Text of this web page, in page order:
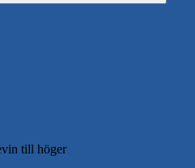
Sök
till höger